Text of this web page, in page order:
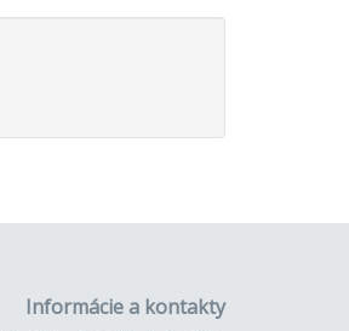
Informácie a kontakty